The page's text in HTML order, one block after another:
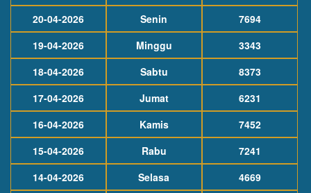
20-04-2026
Senin
7694
19-04-2026
Minggu
3343
18-04-2026
Sabtu
8373
17-04-2026
Jumat
6231
16-04-2026
Kamis
7452
15-04-2026
Rabu
7241
14-04-2026
Selasa 4669